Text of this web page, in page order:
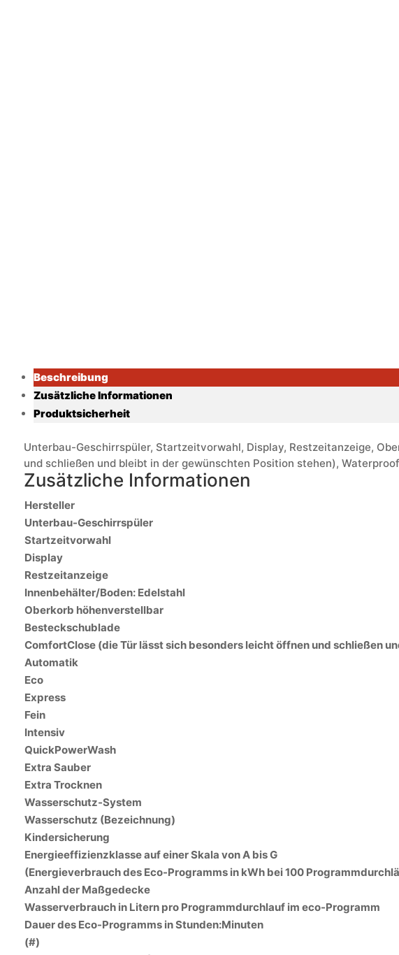
Beschreibung
Zusätzliche Informationen
Produktsicherheit
Unterbau-Geschirrspüler, Startzeitvorwahl, Display, Restzeitanzeige,
und schließen und bleibt in der gewünschten Position stehen),
Zusätzliche Informationen
Hersteller
Unterbau-Geschirrspüler
Startzeitvorwahl
Display
Restzeitanzeige
Innenbehälter/Boden: Edelstahl
Oberkorb höhenverstellbar
Besteckschublade
ComfortClose (die Tür lässt sich besonders leicht öffnen und schließen
Automatik
Eco
Express
Fein
Intensiv
QuickPowerWash
Extra Sauber
Extra Trocknen
Wasserschutz-System
Wasserschutz (Bezeichnung)
Kindersicherung
Energieeffizienzklasse auf einer Skala von A bis G
(Energieverbrauch des Eco-Programms in kWh bei 100
Anzahl der Maßgedecke
Wasserverbrauch in Litern pro Programmdurchlauf im eco-Programm
Dauer des Eco-Programms in Stunden:Minuten
(#)